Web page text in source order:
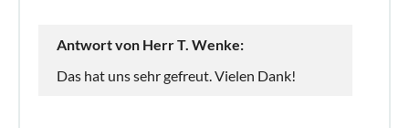
Antwort von Herr T. Wenke:
Das hat uns sehr gefreut. Vielen Dank!